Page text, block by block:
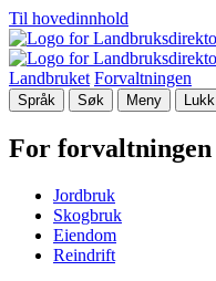
Til hovedinnhold
Landbruket Forvaltningen
Språk Søk Meny Lukk
For forvaltningen
Jordbruk
Skogbruk
Eiendom
Reindrift